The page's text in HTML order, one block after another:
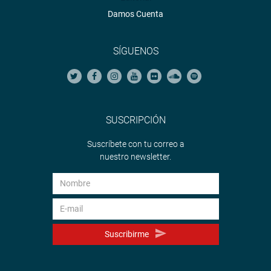
Damos Cuenta
SÍGUENOS
SUSCRIPCIÓN
Suscríbete con tu correo a
nuestro newsletter.
Suscribirme